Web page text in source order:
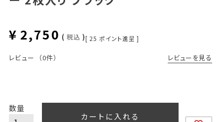
¥ 2,750 税込 [ 25 ポイント進呈 ]
レビュー （0件） レビューを見る
カートに入れる